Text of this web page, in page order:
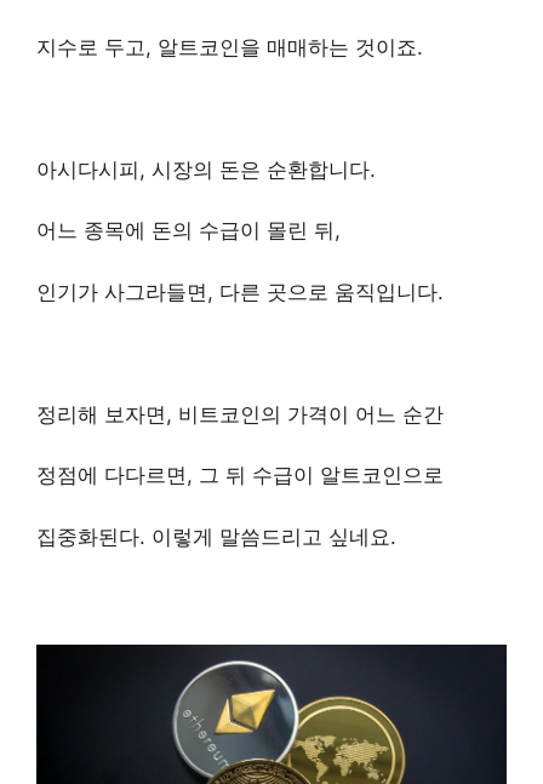
지수로 두고, 알트코인을 매매하는 것이죠.
아시다시피, 시장의 돈은 순환합니다.
어느 종목에 돈의 수급이 몰린 뒤,
인기가 사그라들면, 다른 곳으로 움직입니다.
정리해 보자면, 비트코인의 가격이 어느 순간
정점에 다다르면, 그 뒤 수급이 알트코인으로
집중화된다. 이렇게 말씀드리고 싶네요.